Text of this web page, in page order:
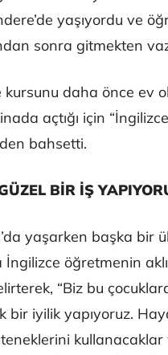
yaşıyordu ve
sonra gitmekten
kursunu daha önce ev
açtığı için
bahsetti.
BİR İŞ
yaşarken başka bir
öğretmenin
“Biz bu
bir iyilik yapıyoruz.
kullanacaklar